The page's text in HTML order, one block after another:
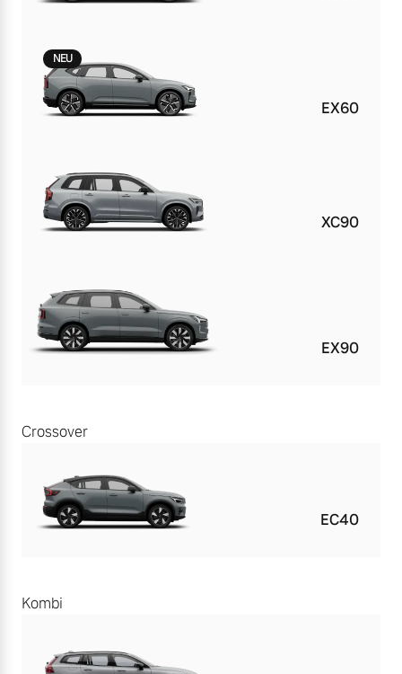
NEU
EX60
XC90
EX90
Crossover
EC40
Kombi